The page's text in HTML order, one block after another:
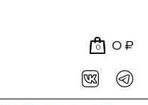
0 0 ₽